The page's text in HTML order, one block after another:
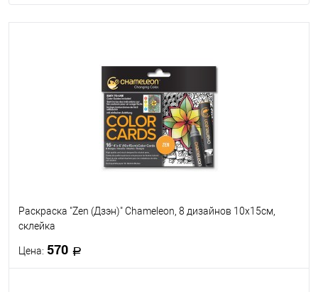
Раскраска "Zen (Дзэн)" Chameleon, 8 дизайнов 10х15см,
склейка
Цена: 570